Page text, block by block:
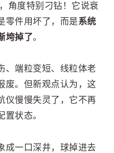
角度特别刁钻！它说衰
零件用坏了，而是系统
垮掉了。
、端粒变短、线粒体老
废。但新观点认为，这
仪慢慢失灵了，它不再
状态。
成一口深井，球掉进去